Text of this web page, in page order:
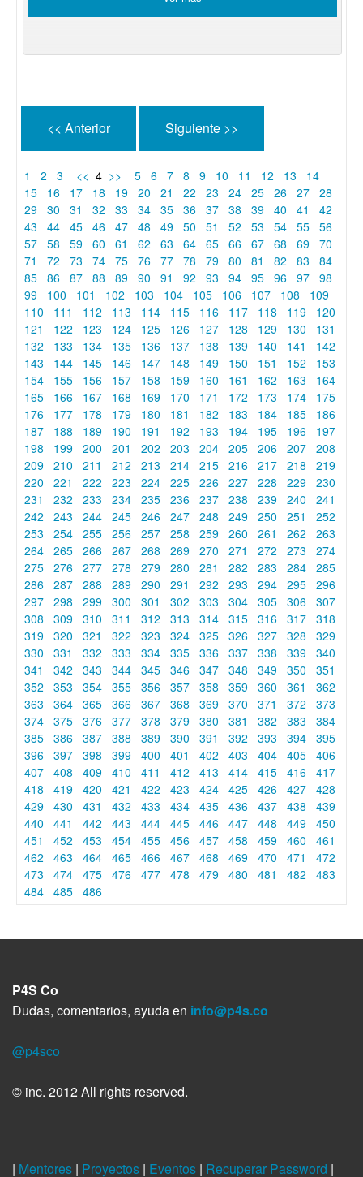
<< Anterior Siguiente >>
1 2 3 << 4 >> 5 6 7 8 9 10 11 12 13
14
15
16 17 18 19 20 21 22 23 24 25 26 27 28
29 30 31 32 33 34 35 36 37 38 39 40 41
42
43
44 45 46 47 48 49 50 51 52 53 54 55 56
57 58 59 60 61 62 63 64 65 66 67 68 69 70
71
72 73 74 75 76 77 78 79 80 81 82 83
84
85 86 87 88 89 90 91 92 93 94 95 96 97 98
99
100 101 102 103 104 105 106 107 108
109
110
111 112 113 114 115 116 117 118 119
120
121
122 123 124 125 126 127 128 129 130
131
132
133 134 135 136 137 138 139 140 141
142
143
144 145 146 147 148 149 150 151 152
153
154
155 156 157 158 159 160 161 162 163
164
165
166 167 168 169 170 171 172 173 174
175
176
177 178 179 180 181 182 183 184 185
186
187
188 189 190 191 192 193 194 195 196
197
198
199 200 201 202 203 204 205 206 207 208
209 210 211 212 213 214 215 216 217 218
219
220
221 222 223 224 225 226 227 228 229 230
231
232 233 234 235 236 237 238 239 240
241
242
243 244 245 246 247 248 249 250 251
252
253
254 255 256 257 258 259 260 261 262
263
264 265 266 267 268 269 270 271 272 273
274
275 276 277 278 279 280 281 282 283 284 285
286 287 288 289 290 291 292 293 294 295 296
297 298 299 300 301 302 303 304 305 306 307
308
309 310 311 312 313 314 315 316 317 318
319 320 321 322 323 324 325 326 327 328
329
330
331 332 333 334 335 336 337 338 339 340
341
342 343 344 345 346 347 348 349 350
351
352
353 354 355 356 357 358 359 360 361
362
363
364 365 366 367 368 369 370 371 372
373
374 375 376 377 378 379 380 381 382 383
384
385 386 387 388 389 390 391 392 393 394 395
396 397 398 399 400 401 402 403 404 405 406
407 408 409 410 411 412 413 414 415 416 417
418
419 420 421 422 423 424 425 426 427 428
429 430 431 432 433 434 435 436 437 438
439
440
441 442 443 444 445 446 447 448 449 450
451
452 453 454 455 456 457 458 459 460
461
462
463 464 465 466 467 468 469 470 471
472
473
474 475 476 477 478 479 480 481 482
483
484 485 486
P4S Co
Dudas, comentarios, ayuda en info@p4s.co
@p4sco
© inc. 2012 All rights reserved.
| Mentores | Proyectos | Eventos | Recuperar Password |